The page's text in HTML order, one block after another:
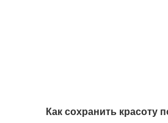
Как сохранить красоту